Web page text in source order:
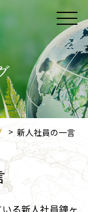
新人社員の一言
る新人社員鐘ヶ